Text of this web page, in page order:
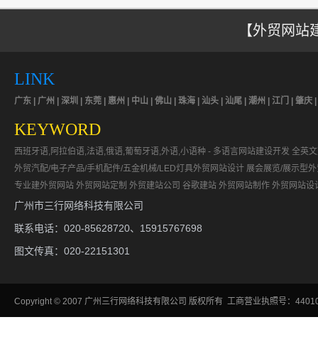
【外贸网
LINK
广东 | 广州 | 深圳 | 东莞 | 惠州 | 中山 | 佛山 | 珠海 | 汕头 | 汕尾 | 潮州 | 江门 | 肇庆
KEYWORD
西班牙语,阿拉伯语,法语,俄语,葡萄牙语,外语,小语种 - 多语言网站建设开发 全英
外贸汽配/电子产品/手机配件/五金机械/LED灯具外贸网站设计 展会展览/展示型
专业建外贸网站 外贸网站定制 外贸建站公司 谷歌建站 外贸网站制作 外贸网站设
广州市三行网络科技有限公司
联系电话：020-85628720、15915767698
图文传真：020-22151301
Copyright© 2007 广州三行网络科技有限公司 版权所有 工商营业执照号：